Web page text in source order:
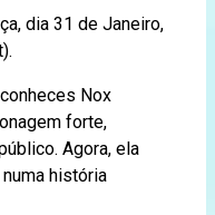
dia 31 de Janeiro,
Nox
forte,
Agora, ela
história